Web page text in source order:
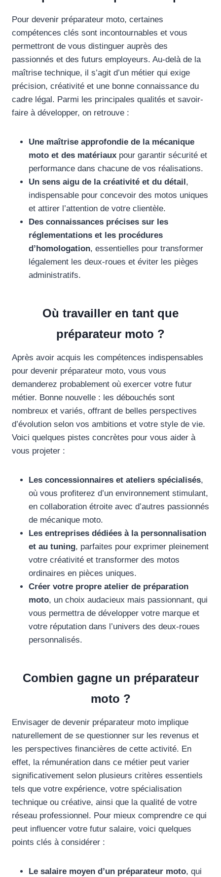
Pour devenir préparateur moto, certaines
compétences clés sont incontournables et vous
permettront de vous distinguer auprès des
passionnés et des futurs employeurs. Au-delà de la
maîtrise technique, il s’agit d’un métier qui exige
précision, créativité et une bonne connaissance du
cadre légal. Parmi les principales qualités et savoir-
faire à développer, on retrouve :
Une maîtrise approfondie de la mécanique
moto et des matériaux pour garantir sécurité et
performance dans chacune de vos réalisations.
Un sens aigu de la créativité et du détail,
indispensable pour concevoir des motos uniques
et attirer l’attention de votre clientèle.
Des connaissances précises sur les
réglementations et les procédures
d’homologation, essentielles pour transformer
légalement les deux-roues et éviter les pièges
administratifs.
Où travailler en tant que
préparateur moto ?
Après avoir acquis les compétences indispensables
pour devenir préparateur moto, vous vous
demanderez probablement où exercer votre futur
métier. Bonne nouvelle : les débouchés sont
nombreux et variés, offrant de belles perspectives
d’évolution selon vos ambitions et votre style de vie.
Voici quelques pistes concrètes pour vous aider à
vous projeter :
Les concessionnaires et ateliers spécialisés,
où vous profiterez d’un environnement stimulant,
en collaboration étroite avec d’autres passionnés
de mécanique moto.
Les entreprises dédiées à la personnalisation
et au tuning, parfaites pour exprimer pleinement
votre créativité et transformer des motos
ordinaires en pièces uniques.
Créer votre propre atelier de préparation
moto, un choix audacieux mais passionnant, qui
vous permettra de développer votre marque et
votre réputation dans l’univers des deux-roues
personnalisés.
Combien gagne un préparateur
moto ?
Envisager de devenir préparateur moto implique
naturellement de se questionner sur les revenus et
les perspectives financières de cette activité. En
effet, la rémunération dans ce métier peut varier
significativement selon plusieurs critères essentiels
tels que votre expérience, votre spécialisation
technique ou créative, ainsi que la qualité de votre
réseau professionnel. Pour mieux comprendre ce qui
peut influencer votre futur salaire, voici quelques
points clés à considérer :
Le salaire moyen d’un préparateur moto, qui